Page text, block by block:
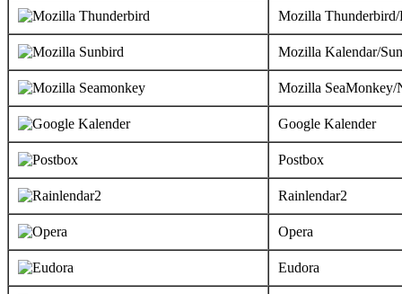
Mozilla
Mozilla Kalendar/
Mozilla SeaMonkey/
Google Kalender
Postbox
Rainlendar2
Opera
Eudora